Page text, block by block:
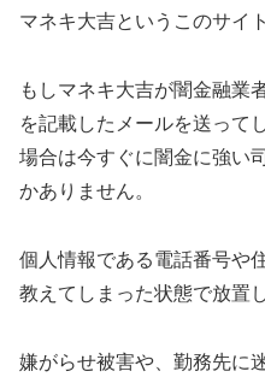
マネキ大吉 というこのサイ
もしマネキ大吉 が闇金融業
を記載したメールを送って
場合は今すぐに闇金に強い
かありません。
個人情報である電話番号や
教えてしまった状態で放置
嫌がらせ被害や、勤務先に